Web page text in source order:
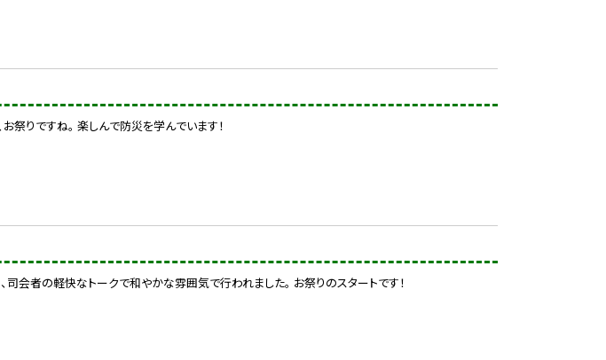
祭りですね。 楽しんで防災を学んでいます！
司会者の軽快なトークで和やかな雰囲気で行われました。 お祭りのスタートです！